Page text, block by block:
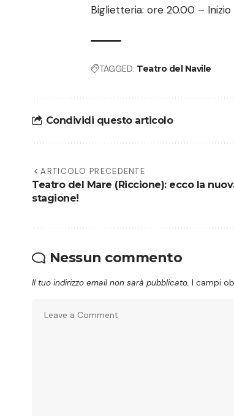
Biglietteria: ore 20.00 –
TAGGED: Teatro del Navile
Condividi questo articolo
ARTICOLO PRECEDENTE
Teatro del Mare (Riccione): ecco la
stagione!
Nessun commento
Il tuo indirizzo email non sarà pubblicato. I campi